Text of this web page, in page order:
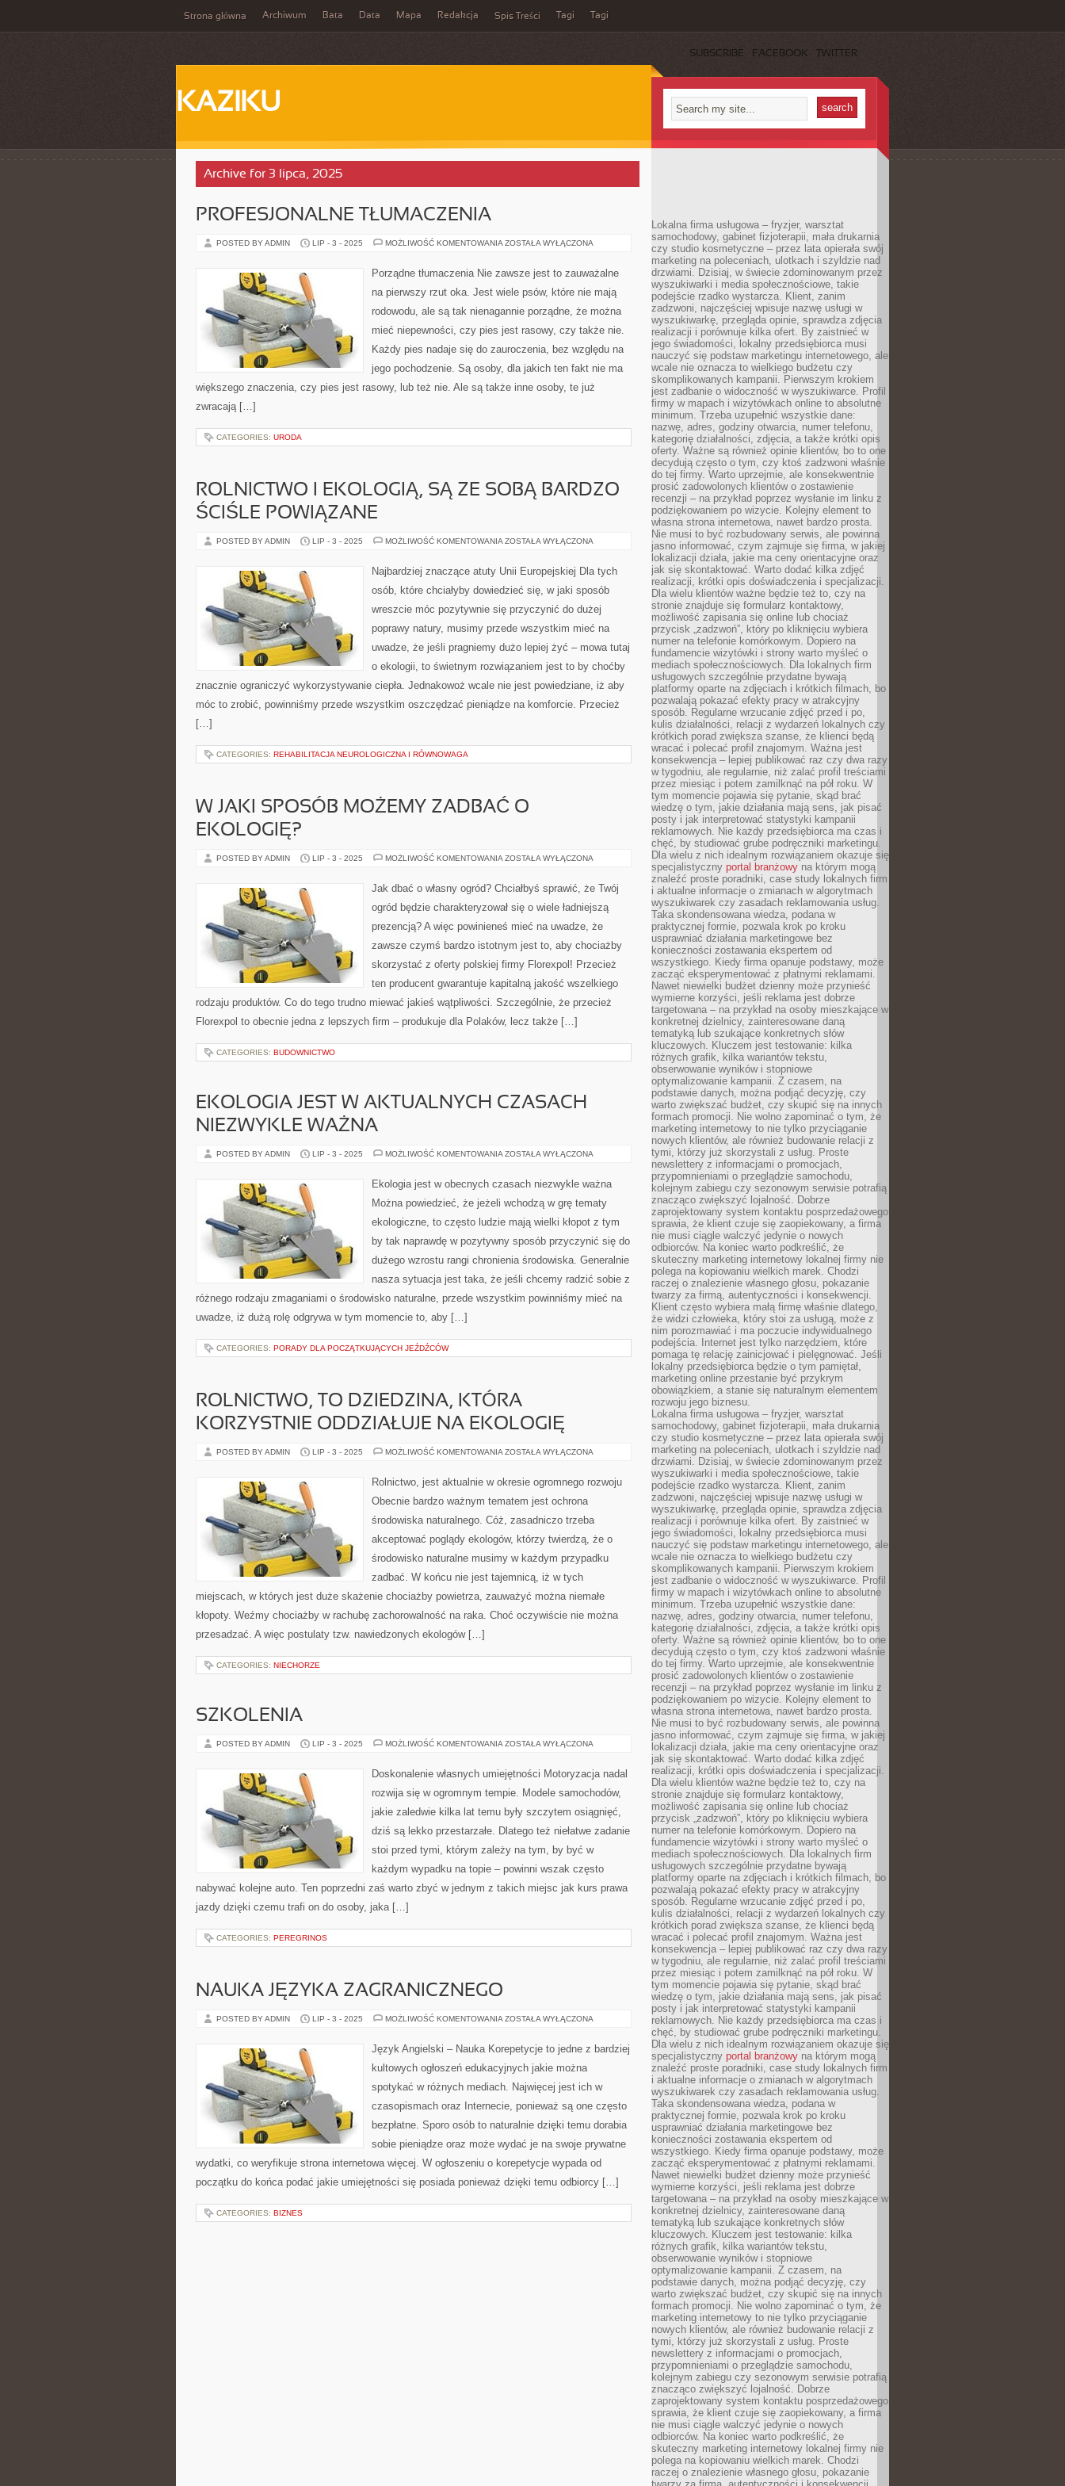
Strona główna Archiwum Bata Data Mapa Redakcja Spis Treści Tagi Tagi
SUBSCRIBE FACEBOOK TWITTER
KAZIKU
Archive for 3 lipca, 2025
PROFESJONALNE TŁUMACZENIA
POSTED BY ADMIN LIP - 3 - 2025 MOŻLIWOŚĆ KOMENTOWANIA PROFESJONALNE
ZOSTAŁA WYŁĄCZONA
Porządne tłumaczenia Nie zawsze jest to zauważalne
na pierwszy rzut oka. Jest wiele psów, które nie mają
rodowodu, ale są tak nienagannie porządne, że można
mieć niepewności, czy pies jest rasowy, czy także nie.
Każdy pies nadaje się do zauroczenia, bez względu na
jego pochodzenie. Są osoby, dla jakich ten fakt nie ma
większego znaczenia, czy pies jest rasowy, lub też nie. Ale są także inne osoby, te już
zwracają […]
CATEGORIES: URODA
ROLNICTWO I EKOLOGIĄ, SĄ ZE SOBĄ BARDZO
ŚCIŚLE POWIĄZANE
POSTED BY ADMIN LIP - 3 - 2025 MOŻLIWOŚĆ KOMENTOWANIA ROLNICTWO
SĄ
ZE
BARDZO
POWIĄZANE
ZOSTAŁA WYŁĄCZONA
Najbardziej znaczące atuty Unii Europejskiej Dla tych
osób, które chciałyby dowiedzieć się, w jaki sposób
wreszcie móc pozytywnie się przyczynić do dużej
poprawy natury, musimy przede wszystkim mieć na
uwadze, że jeśli pragniemy dużo lepiej żyć – mowa tutaj
o ekologii, to świetnym rozwiązaniem jest to by choćby
znacznie ograniczyć wykorzystywanie ciepła. Jednakowoż wcale nie jest powiedziane, iż aby
móc to zrobić, powinniśmy przede wszystkim oszczędzać pieniądze na komforcie. Przecież
[…]
CATEGORIES: REHABILITACJA NEUROLOGICZNA I RÓWNOWAGA
W JAKI SPOSÓB MOŻEMY ZADBAĆ O
EKOLOGIĘ?
POSTED BY ADMIN LIP - 3 - 2025 MOŻLIWOŚĆ KOMENTOWANIA W
MOŻEMY
ZADBAĆ
EKOLOGIĘ?
ZOSTAŁA WYŁĄCZONA
Jak dbać o własny ogród? Chciałbyś sprawić, że Twój
ogród będzie charakteryzował się o wiele ładniejszą
prezencją? A więc powinieneś mieć na uwadze, że
zawsze czymś bardzo istotnym jest to, aby chociażby
skorzystać z oferty polskiej firmy Florexpol! Przecież
ten producent gwarantuje kapitalną jakość wszelkiego
rodzaju produktów. Co do tego trudno miewać jakieś wątpliwości. Szczególnie, że przecież
Florexpol to obecnie jedna z lepszych firm – produkuje dla Polaków, lecz także […]
CATEGORIES: BUDOWNICTWO
EKOLOGIA JEST W AKTUALNYCH CZASACH
NIEZWYKLE WAŻNA
POSTED BY ADMIN LIP - 3 - 2025 MOŻLIWOŚĆ KOMENTOWANIA EKOLOGIA
AKTUALNYCH
CZASACH
WAŻNA
ZOSTAŁA WYŁĄCZONA
Ekologia jest w obecnych czasach niezwykle ważna
Można powiedzieć, że jeżeli wchodzą w grę tematy
ekologiczne, to często ludzie mają wielki kłopot z tym
by tak naprawdę w pozytywny sposób przyczynić się do
dużego wzrostu rangi chronienia środowiska. Generalnie
nasza sytuacja jest taka, że jeśli chcemy radzić sobie z
różnego rodzaju zmaganiami o środowisko naturalne, przede wszystkim powinniśmy mieć na
uwadze, iż dużą rolę odgrywa w tym momencie to, aby […]
CATEGORIES: PORADY DLA POCZĄTKUJĄCYCH JEŹDŹCÓW
ROLNICTWO, TO DZIEDZINA, KTÓRA
KORZYSTNIE ODDZIAŁUJE NA EKOLOGIĘ
POSTED BY ADMIN LIP - 3 - 2025 MOŻLIWOŚĆ KOMENTOWANIA ROLNICTWO,
KTÓRA
KORZYSTNIE
NA
ZOSTAŁA WYŁĄCZONA
Rolnictwo, jest aktualnie w okresie ogromnego rozwoju
Obecnie bardzo ważnym tematem jest ochrona
środowiska naturalnego. Cóż, zasadniczo trzeba
akceptować poglądy ekologów, którzy twierdzą, że o
środowisko naturalne musimy w każdym przypadku
zadbać. W końcu nie jest tajemnicą, iż w tych
miejscach, w których jest duże skażenie chociażby powietrza, zauważyć można niemałe
kłopoty. Weźmy chociażby w rachubę zachorowalność na raka. Choć oczywiście nie można
przesadzać. A więc postulaty tzw. nawiedzonych ekologów […]
CATEGORIES: NIECHORZE
SZKOLENIA
POSTED BY ADMIN LIP - 3 - 2025 MOŻLIWOŚĆ KOMENTOWANIA SZKOLENIA
ZOSTAŁA WYŁĄCZONA
Doskonalenie własnych umiejętności Motoryzacja nadal
rozwija się w ogromnym tempie. Modele samochodów,
jakie zaledwie kilka lat temu były szczytem osiągnięć,
dziś są lekko przestarzałe. Dlatego też niełatwe zadanie
stoi przed tymi, którym zależy na tym, by być w
każdym wypadku na topie – powinni wszak często
nabywać kolejne auto. Ten poprzedni zaś warto zbyć w jednym z takich miejsc jak kurs prawa
jazdy dzięki czemu trafi on do osoby, jaka […]
CATEGORIES: PEREGRINOS
NAUKA JĘZYKA ZAGRANICZNEGO
POSTED BY ADMIN LIP - 3 - 2025 MOŻLIWOŚĆ KOMENTOWANIA NAUKA
ZOSTAŁA WYŁĄCZONA
Język Angielski – Nauka Korepetycje to jedne z bardziej
kultowych ogłoszeń edukacyjnych jakie można
spotykać w różnych mediach. Najwięcej jest ich w
czasopismach oraz Internecie, ponieważ są one często
bezpłatne. Sporo osób to naturalnie dzięki temu dorabia
sobie pieniądze oraz może wydać je na swoje prywatne
wydatki, co weryfikuje strona internetowa więcej. W ogłoszeniu o korepetycje wypada od
początku do końca podać jakie umiejętności się posiada ponieważ dzięki temu odbiorcy […]
CATEGORIES: BIZNES
Lokalna firma usługowa – fryzjer, warsztat
samochodowy, gabinet fizjoterapii, mała drukarnia
czy studio kosmetyczne – przez lata opierała swój
marketing na poleceniach, ulotkach i szyldzie nad
drzwiami. Dzisiaj, w świecie zdominowanym przez
wyszukiwarki i media społecznościowe, takie
podejście rzadko wystarcza. Klient, zanim
zadzwoni, najczęściej wpisuje nazwę usługi w
wyszukiwarkę, przegląda opinie, sprawdza zdjęcia
realizacji i porównuje kilka ofert. By zaistnieć w
jego świadomości, lokalny przedsiębiorca musi
nauczyć się podstaw marketingu internetowego, ale
wcale nie oznacza to wielkiego budżetu czy
skomplikowanych kampanii. Pierwszym krokiem
jest zadbanie o widoczność w wyszukiwarce. Profil
firmy w mapach i wizytówkach online to absolutne
minimum. Trzeba uzupełnić wszystkie dane:
nazwę, adres, godziny otwarcia, numer telefonu,
kategorię działalności, zdjęcia, a także krótki opis
oferty. Ważne są również opinie klientów, bo to one
decydują często o tym, czy ktoś zadzwoni właśnie
do tej firmy. Warto uprzejmie, ale konsekwentnie
prosić zadowolonych klientów o zostawienie
recenzji – na przykład poprzez wysłanie im linku z
podziękowaniem po wizycie. Kolejny element to
własna strona internetowa, nawet bardzo prosta.
Nie musi to być rozbudowany serwis, ale powinna
jasno informować, czym zajmuje się firma, w jakiej
lokalizacji działa, jakie ma ceny orientacyjne oraz
jak się skontaktować. Warto dodać kilka zdjęć
realizacji, krótki opis doświadczenia i specjalizacji.
Dla wielu klientów ważne będzie też to, czy na
stronie znajduje się formularz kontaktowy,
możliwość zapisania się online lub chociaż
przycisk „zadzwoń”, który po kliknięciu wybiera
numer na telefonie komórkowym. Dopiero na
fundamencie wizytówki i strony warto myśleć o
mediach społecznościowych. Dla lokalnych firm
usługowych szczególnie przydatne bywają
platformy oparte na zdjęciach i krótkich filmach, bo
pozwalają pokazać efekty pracy w atrakcyjny
sposób. Regularne wrzucanie zdjęć przed i po,
kulis działalności, relacji z wydarzeń lokalnych czy
krótkich porad zwiększa szanse, że klienci będą
wracać i polecać profil znajomym. Ważna jest
konsekwencja – lepiej publikować raz czy dwa razy
w tygodniu, ale regularnie, niż zalać profil treściami
przez miesiąc i potem zamilknąć na pół roku. W
tym momencie pojawia się pytanie, skąd brać
wiedzę o tym, jakie działania mają sens, jak pisać
posty i jak interpretować statystyki kampanii
reklamowych. Nie każdy przedsiębiorca ma czas i
chęć, by studiować grube podręczniki marketingu.
Dla wielu z nich idealnym rozwiązaniem okazuje się
specjalistyczny portal branżowy na którym mogą
znaleźć proste poradniki, case study lokalnych firm
i aktualne informacje o zmianach w algorytmach
wyszukiwarek czy zasadach reklamowania usług.
Taka skondensowana wiedza, podana w
praktycznej formie, pozwala krok po kroku
usprawniać działania marketingowe bez
konieczności zostawania ekspertem od
wszystkiego. Kiedy firma opanuje podstawy, może
zacząć eksperymentować z płatnymi reklamami.
Nawet niewielki budżet dzienny może przynieść
wymierne korzyści, jeśli reklama jest dobrze
targetowana – na przykład na osoby mieszkające w
konkretnej dzielnicy, zainteresowane daną
tematyką lub szukające konkretnych słów
kluczowych. Kluczem jest testowanie: kilka
różnych grafik, kilka wariantów tekstu,
obserwowanie wyników i stopniowe
optymalizowanie kampanii. Z czasem, na
podstawie danych, można podjąć decyzję, czy
warto zwiększać budżet, czy skupić się na innych
formach promocji. Nie wolno zapominać o tym, że
marketing internetowy to nie tylko przyciąganie
nowych klientów, ale również budowanie relacji z
tymi, którzy już skorzystali z usług. Proste
newslettery z informacjami o promocjach,
przypomnieniami o przeglądzie samochodu,
kolejnym zabiegu czy sezonowym serwisie potrafią
znacząco zwiększyć lojalność. Dobrze
zaprojektowany system kontaktu posprzedażowego
sprawia, że klient czuje się zaopiekowany, a firma
nie musi ciągle walczyć jedynie o nowych
odbiorców. Na koniec warto podkreślić, że
skuteczny marketing internetowy lokalnej firmy nie
polega na kopiowaniu wielkich marek. Chodzi
raczej o znalezienie własnego głosu, pokazanie
twarzy za firmą, autentyczności i konsekwencji.
Klient często wybiera małą firmę właśnie dlatego,
że widzi człowieka, który stoi za usługą, może z
nim porozmawiać i ma poczucie indywidualnego
podejścia. Internet jest tylko narzędziem, które
pomaga tę relację zainicjować i pielęgnować. Jeśli
lokalny przedsiębiorca będzie o tym pamiętał,
marketing online przestanie być przykrym
obowiązkiem, a stanie się naturalnym elementem
rozwoju jego biznesu.
Lokalna firma usługowa – fryzjer, warsztat
samochodowy, gabinet fizjoterapii, mała drukarnia
czy studio kosmetyczne – przez lata opierała swój
marketing na poleceniach, ulotkach i szyldzie nad
drzwiami. Dzisiaj, w świecie zdominowanym przez
wyszukiwarki i media społecznościowe, takie
podejście rzadko wystarcza. Klient, zanim
zadzwoni, najczęściej wpisuje nazwę usługi w
wyszukiwarkę, przegląda opinie, sprawdza zdjęcia
realizacji i porównuje kilka ofert. By zaistnieć w
jego świadomości, lokalny przedsiębiorca musi
nauczyć się podstaw marketingu internetowego, ale
wcale nie oznacza to wielkiego budżetu czy
skomplikowanych kampanii. Pierwszym krokiem
jest zadbanie o widoczność w wyszukiwarce. Profil
firmy w mapach i wizytówkach online to absolutne
minimum. Trzeba uzupełnić wszystkie dane:
nazwę, adres, godziny otwarcia, numer telefonu,
kategorię działalności, zdjęcia, a także krótki opis
oferty. Ważne są również opinie klientów, bo to one
decydują często o tym, czy ktoś zadzwoni właśnie
do tej firmy. Warto uprzejmie, ale konsekwentnie
prosić zadowolonych klientów o zostawienie
recenzji – na przykład poprzez wysłanie im linku z
podziękowaniem po wizycie. Kolejny element to
własna strona internetowa, nawet bardzo prosta.
Nie musi to być rozbudowany serwis, ale powinna
jasno informować, czym zajmuje się firma, w jakiej
lokalizacji działa, jakie ma ceny orientacyjne oraz
jak się skontaktować. Warto dodać kilka zdjęć
realizacji, krótki opis doświadczenia i specjalizacji.
Dla wielu klientów ważne będzie też to, czy na
stronie znajduje się formularz kontaktowy,
możliwość zapisania się online lub chociaż
przycisk „zadzwoń”, który po kliknięciu wybiera
numer na telefonie komórkowym. Dopiero na
fundamencie wizytówki i strony warto myśleć o
mediach społecznościowych. Dla lokalnych firm
usługowych szczególnie przydatne bywają
platformy oparte na zdjęciach i krótkich filmach, bo
pozwalają pokazać efekty pracy w atrakcyjny
sposób. Regularne wrzucanie zdjęć przed i po,
kulis działalności, relacji z wydarzeń lokalnych czy
krótkich porad zwiększa szanse, że klienci będą
wracać i polecać profil znajomym. Ważna jest
konsekwencja – lepiej publikować raz czy dwa razy
w tygodniu, ale regularnie, niż zalać profil treściami
przez miesiąc i potem zamilknąć na pół roku. W
tym momencie pojawia się pytanie, skąd brać
wiedzę o tym, jakie działania mają sens, jak pisać
posty i jak interpretować statystyki kampanii
reklamowych. Nie każdy przedsiębiorca ma czas i
chęć, by studiować grube podręczniki marketingu.
Dla wielu z nich idealnym rozwiązaniem okazuje się
specjalistyczny portal branżowy na którym mogą
znaleźć proste poradniki, case study lokalnych firm
i aktualne informacje o zmianach w algorytmach
wyszukiwarek czy zasadach reklamowania usług.
Taka skondensowana wiedza, podana w
praktycznej formie, pozwala krok po kroku
usprawniać działania marketingowe bez
konieczności zostawania ekspertem od
wszystkiego. Kiedy firma opanuje podstawy, może
zacząć eksperymentować z płatnymi reklamami.
Nawet niewielki budżet dzienny może przynieść
wymierne korzyści, jeśli reklama jest dobrze
targetowana – na przykład na osoby mieszkające w
konkretnej dzielnicy, zainteresowane daną
tematyką lub szukające konkretnych słów
kluczowych. Kluczem jest testowanie: kilka
różnych grafik, kilka wariantów tekstu,
obserwowanie wyników i stopniowe
optymalizowanie kampanii. Z czasem, na
podstawie danych, można podjąć decyzję, czy
warto zwiększać budżet, czy skupić się na innych
formach promocji. Nie wolno zapominać o tym, że
marketing internetowy to nie tylko przyciąganie
nowych klientów, ale również budowanie relacji z
tymi, którzy już skorzystali z usług. Proste
newslettery z informacjami o promocjach,
przypomnieniami o przeglądzie samochodu,
kolejnym zabiegu czy sezonowym serwisie potrafią
znacząco zwiększyć lojalność. Dobrze
zaprojektowany system kontaktu posprzedażowego
sprawia, że klient czuje się zaopiekowany, a firma
nie musi ciągle walczyć jedynie o nowych
odbiorców. Na koniec warto podkreślić, że
skuteczny marketing internetowy lokalnej firmy nie
polega na kopiowaniu wielkich marek. Chodzi
raczej o znalezienie własnego głosu, pokazanie